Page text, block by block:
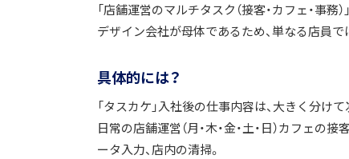
「店舗運営のマルチタスク（接客・カフェ・事務
デザイン会社が母体であるため、単なる店員
具体的には？
「タスカケ」入社後の仕事内容は、大きく分けて
日常の店舗運営（月・木・金・土・日）カフェ
ータ入力、店内の清掃。